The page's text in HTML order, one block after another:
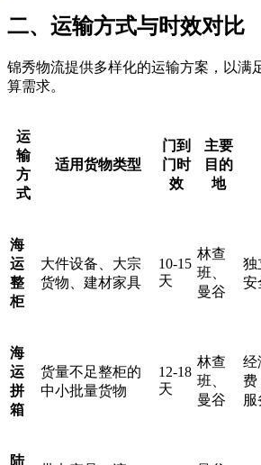
二、运输方式与时效对比
锦秀物流提供多样化的运输方案，以满
算需求。
运
输
方
式
适用货物类型
门到
门时
效
主要
目的
地
海
运
整
柜
大件设备、大宗
货物、建材家具
10-15
天
林查
班、
曼谷
独
安
海
运
拼
箱
货量不足整柜的
中小批量货物
12-18
天
林查
班、
曼谷
经
费
服
陆